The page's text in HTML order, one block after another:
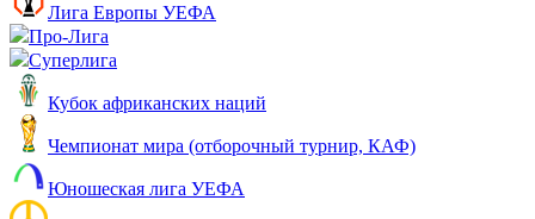
Лига Европы УЕФА
Про-Лига
Суперлига
Кубок африканских наций
Чемпионат мира (отборочный турнир, КАФ)
Юношеская лига УЕФА